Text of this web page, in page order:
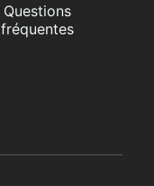
Questions
fréquentes